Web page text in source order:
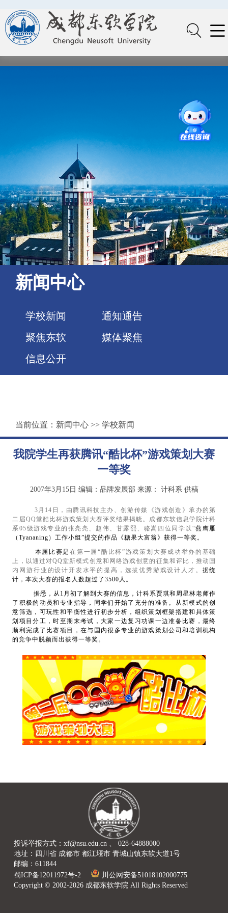
新闻中心
学校新闻
通知通告
聚焦东软
媒体聚焦
信息公开
当前位置： 新闻中心 >> 学校新闻
我院学生再获腾讯“酷比杯”游戏策划大赛
一等奖
2007年3月15日 编辑：品牌发展部 来源： 计科系 供稿
3 月 14 日，由腾讯科技主办、创游传媒《游戏创造》承办的第
二届QQ堂酷比杯游戏策划大赛评奖结果揭晓。成都东软信息学院计科
系05级游戏专业的张亮亮、赵伟、甘露熙、骆嵩四位同学以“燕鹰雁
（Tyananing ）工作小组”提交的作品《糖果大富翁》获得一等奖。
本届比赛是在第一届“酷比杯”游戏策划大赛成功举办的基础
上，以通过对QQ堂新模式创意和网络游戏创意的征集和评比，推动国
内网游行业的设计开发水平的提高，选拔优秀游戏设计人才。 据统
计，本次大赛的报名人数超过了3500人。
据悉，从 1 月初了解到大赛的信息，计科系贾琪和周星林老师作
了积极的动员和专业指导，同学们开始了充分的准备。从新模式的创
意筛选，可玩性和平衡性进行初步分析，组织策划框架搭建和具体策
划项目分工，时至期末考试，大家一边复习功课一边准备比赛，最终
顺利完成了比赛项目，在与国内很多专业的游戏策划公司和培训机构
的竞争中脱颖而出获得一等奖。
投诉举报方式：xf@nsu.edu.cn 、 028-64888000
地址：四川省 成都市 都江堰市 青城山镇东软大道1号
邮编：611844
蜀ICP备12011972号-2
川公网安备51018102000775
Copyright © 2002-2026 成都东软学院 All Rights Reserved